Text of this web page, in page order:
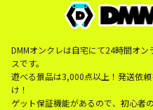
DMMオンクレは自宅にて24時間オ
スです。
遊べる景品は3,000点以上！発送依
け！
ゲット保証機能があるので、初心者